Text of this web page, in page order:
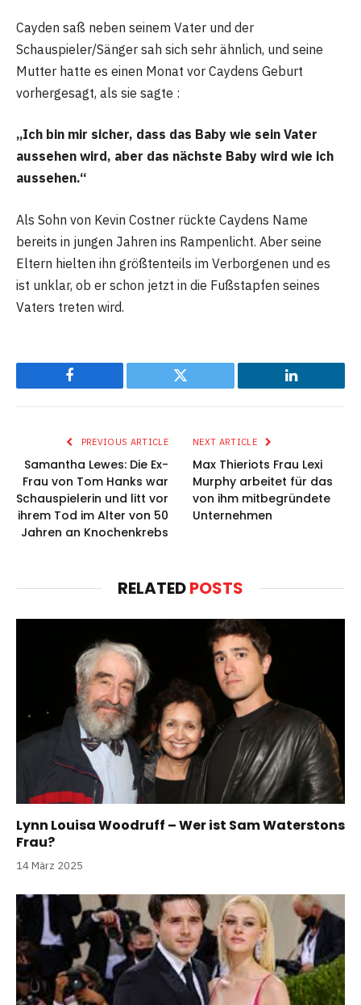
Cayden saß neben seinem Vater und der
Schauspieler/Sänger sah sich sehr ähnlich, und seine
Mutter hatte es einen Monat vor Caydens Geburt
vorhergesagt, als sie sagte :
„Ich bin mir sicher, dass das Baby wie sein Vater
aussehen wird, aber das nächste Baby wird wie ich
aussehen.“
Als Sohn von Kevin Costner rückte Caydens Name
bereits in jungen Jahren ins Rampenlicht. Aber seine
Eltern hielten ihn größtenteils im Verborgenen und es
ist unklar, ob er schon jetzt in die Fußstapfen seines
Vaters treten wird.
Facebook Twitter LinkedIn
PREVIOUS ARTICLE
Samantha Lewes: Die Ex-
Frau von Tom Hanks war
Schauspielerin und litt vor
ihrem Tod im Alter von 50
Jahren an Knochenkrebs
NEXT ARTICLE
Max Thieriots Frau Lexi
Murphy arbeitet für das
von ihm mitbegründete
Unternehmen
RELATEDPOSTS
Lynn Louisa Woodruff – Wer ist Sam Waterstons
Frau?
14 März 2025